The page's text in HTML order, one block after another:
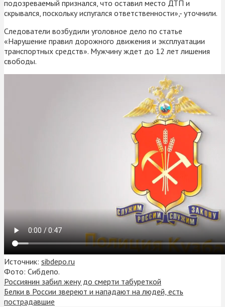
подозреваемый признался, что оставил место ДТП и
скрывался, поскольку испугался ответственности»,- уточнили.
Следователи возбудили уголовное дело по статье
«Нарушение правил дорожного движения и эксплуатации
транспортных средств». Мужчину ждет до 12 лет лишения
свободы.
Источник: sibdepo.ru
Фото: Сибдепо.
Россиянин забил жену до смерти табуреткой
Белки в России звереют и нападают на людей, есть
пострадавшие